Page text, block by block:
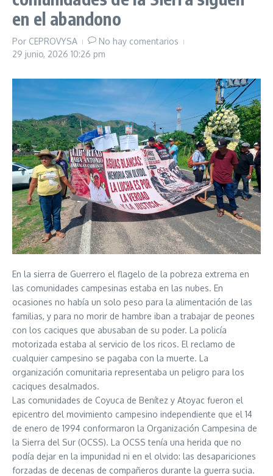
en el abandono
Por CEPROVYSA
No hay comentarios
29 junio, 2026 10:26 pm
En la sierra de Guerrero el flagelo de la pobreza extrema en
las comunidades campesinas estaba en las nubes. En
ocasiones no había un solo peso para la alimentación de las
familias, y para no morir de hambre iban a trabajar de peones
con los caciques que abusaban de su poder. La policía
motorizada estaba al servicio de los ricos. El reclamo de
cualquier campesino se pagaba con la muerte. La
organización comunitaria representaba un peligro para los
caciques desalmados.
Las comunidades de Coyuca de Benítez y Atoyac fueron el
epicentro del movimiento campesino independiente que el 14
de enero de 1994 conformaron la Organización Campesina de
la Sierra del Sur (OCSS). La OCSS tenía una herida que no
podía dejar en la impunidad ni en el olvido: las desapariciones
forzadas de decenas de compañeros durante la guerra sucia.